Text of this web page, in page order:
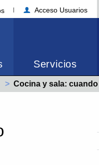
Acceso Usuarios
Servicios
Actual:
Cocina y sala: cuando el